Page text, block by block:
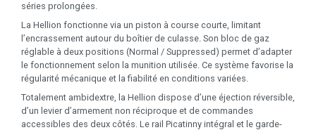
séries prolongées.
La Hellion fonctionne via un piston à course courte, limitant
l’encrassement autour du boîtier de culasse. Son bloc de gaz
réglable à deux positions (Normal / Suppressed) permet d’adapter
le fonctionnement selon la munition utilisée. Ce système favorise la
régularité mécanique et la fiabilité en conditions variées.
Totalement ambidextre, la Hellion dispose d’une éjection réversible,
d’un levier d’armement non réciproque et de commandes
accessibles des deux côtés. Le rail Picatinny intégral et le garde-